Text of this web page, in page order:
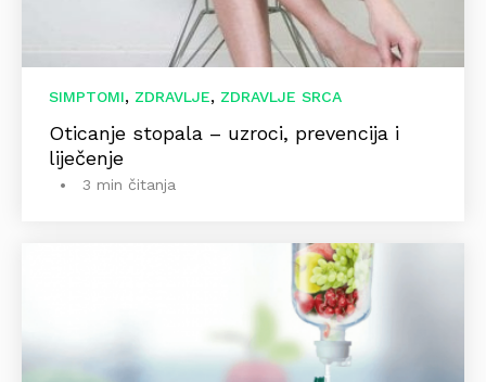
SIMPTOMI, ZDRAVLJE, ZDRAVLJE SRCA
Oticanje stopala – uzroci, prevencija i
liječenje
3 min čitanja